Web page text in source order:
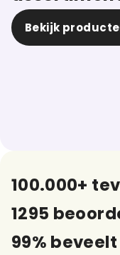
Bekijk
100.000+
1295
99%